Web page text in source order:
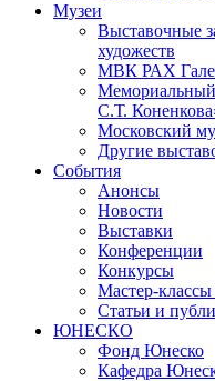
Музеи
Выставочные
художеств
МВК РАХ
Мемориальный
С.Т.
Московский
Другие
События
Анонсы
Новости
Выставки
Конференции
Конкурсы
Мастер-
Статьи и
ЮНЕСКО
Фонд Юнеско
Кафедра